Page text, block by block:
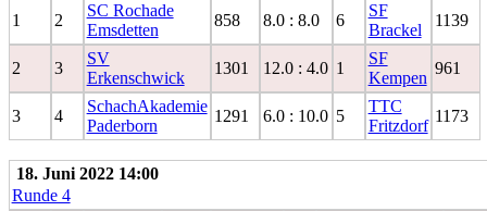
1 2
SC Rochade
Emsdetten
858 8.0 : 8.0 6
SF
Brackel
1139
2 3
SV
Erkenschwick
1301 12.0 : 4.0 1
SF
Kempen
961
3 4
SchachAkademie
Paderborn
1291 6.0 : 10.0 5
TTC
Fritzdorf
1173
18. Juni 2022 14:00
Runde 4